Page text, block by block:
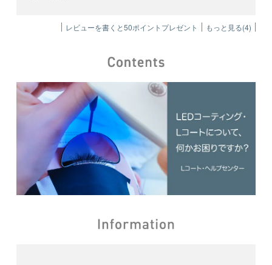
講師および運営側のやむを得ない事情により、
ますのであらかじめご了承ください。講座開講
日の変更日程については、お申込み時にご記入
日の前日までにご連絡いたします。講座開講日
の変更により受講いただけなくなった場合、別
の日程をお選びください。
天変地異等の不可抗力により、やむを得ず講義
を中止または延期する場合がございます。この
場合には、株式会社ビュプロは、受講者に対し
て、遅滞なくその旨通知します。
8. 著作権等について
などの全ての情報 は原則開示することができま
せん。オンライン講習を受講した本人が所属し
レビューを書くと50ポイントプレゼント もっと見る(4)